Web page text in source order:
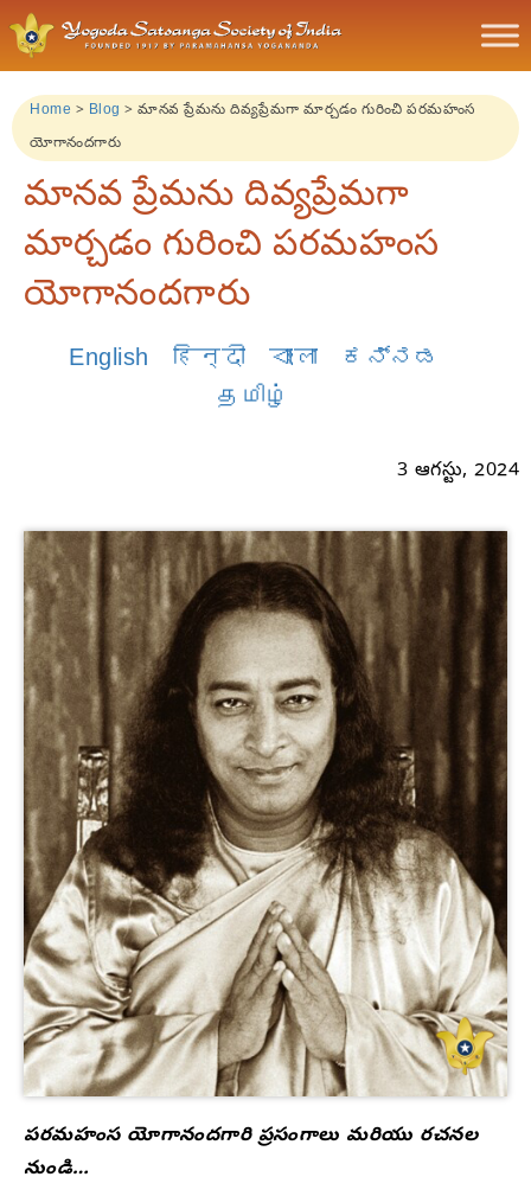
Home > Blog > మానవ ప్రేమను దివ్యప్రేమగా మార్చడం గురించి పరమహంస
యోగానందగారు
మానవ ప్రేమను దివ్యప్రేమగా
మార్చడం గురించి పరమహంస
యోగానందగారు
English हिन्दी বাংলা
ಕನ್ನಡ
தமிழ்
3 ఆగస్టు, 2024
పరమహంస యోగానందగారి ప్రసంగాలు మరియు రచనల
నుండి…